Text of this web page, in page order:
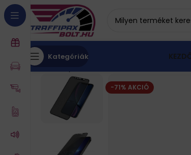
Kategóriák
Kezdőlap
-71% AKCIÓ